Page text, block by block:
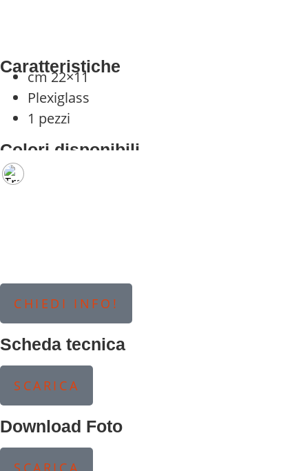
Caratteristiche
cm 22×11
Plexiglass
1 pezzi
Colori disponibili
CHIEDI INFO!
Scheda tecnica
SCARICA
Download Foto
SCARICA